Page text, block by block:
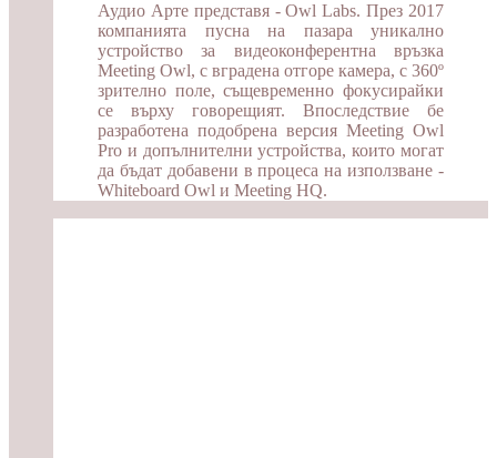
Аудио Арте представя - Owl Labs. През 2017
компанията пусна на пазара уникално
устройство за видеоконферентна връзка
Meeting Owl, с вградена отгоре камера, с 360º
зрително поле, същевременно фокусирайки
се върху говорещият. Впоследствие бе
разработена подобрена версия Meeting Owl
Pro и допълнителни устройства, които могат
да бъдат добавени в процеса на използване -
Whiteboard Owl и Meeting HQ.